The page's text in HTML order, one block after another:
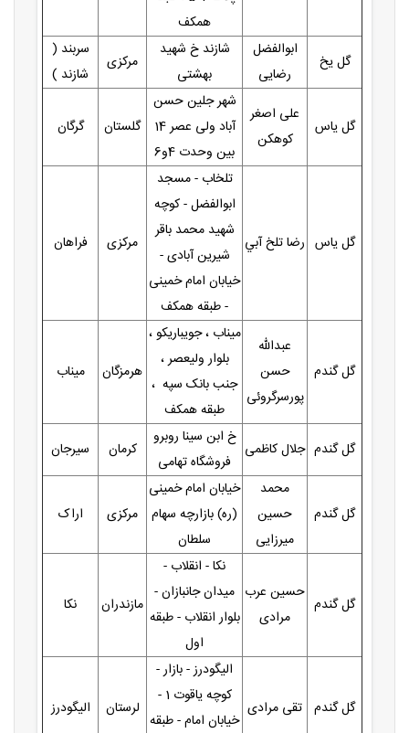
همکف
گل یخ
ابوالفضل
رضایی
شازند خ شهید
بهشتی
مرکزی
سربند (
شازند )
گل یاس
علی اصغر
کوهکن
شهر جلین حسن
آباد ولی عصر 14
بین وحدت 4و6
گلستان گرگان
گل یاس رضا تلخ آبي
تلخاب - مسجد
ابوالفضل - کوچه
شهید محمد باقر
شیرین آبادی -
خیابان امام خمینی
- طبقه همکف
مرکزی فراهان
گل گندم
عبدالله
حسن
پورسرگروئی
میناب ، جویباریکو ،
بلوار ولیعصر ،
جنب بانک سپه ،
طبقه همکف
هرمزگان میناب
گل گندم جلال کاظمی
خ ابن سینا روبرو
فروشگاه تهامی
کرمان سیرجان
گل گندم
محمد
حسین
میرزایی
خیابان امام خمینی
(ره) بازارچه سهام
سلطان
مرکزی اراک
گل گندم
حسین عرب
مرادی
نکا - انقلاب -
میدان جانبازان -
بلوار انقلاب - طبقه
اول
مازندران نکا
گل گندم تقی مرادی
الیگودرز - بازار -
کوچه یاقوت 1 -
خیابان امام - طبقه
لرستان الیگودرز